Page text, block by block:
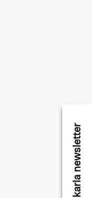
karla newsletter